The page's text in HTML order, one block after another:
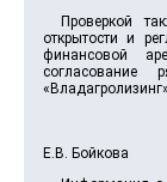
Проверкой
открытости и
финансовой
согласование
Е.В. Бойкова